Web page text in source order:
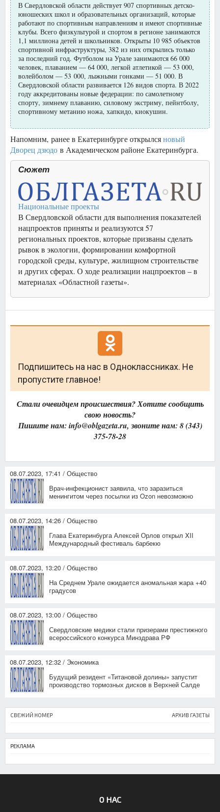
В Свердловской области действует 907 спортивных детско-
юношеских школ и образовательных организаций, которые
работают по спортивным направлениям и имеют спортивные
клубы. Всего физкультурой и спортом в регионе занимаются
1,1 миллиона детей и школьников. Открыты 10 985 объектов
спортивной инфраструктуры, 382 из них открылись только
за последний год. Футболом на Урале занимаются 66 000
человек, плаванием — 64 000, легкой атлетикой — 53 000,
волейболом — 53 000, лыжными гонками — 51 000. В
Свердловской области развивается 126 видов спорта. В 2022
году аккредитованы новые федерации: по самолетному
спорту, зимнему плаванию, силовому экстриму, пейнтболу,
спортивному метанию ножа, хапкидо, киокушин.
Напомним, ранее в Екатеринбурге открылсяновый
Дворец дзюдо в Академическом районе Екатеринбурга.
Сюжет
Национальные проекты
В Свердловской области для выполнения показателей
нацпроектов приняты и реализуются 57
региональных проектов, которые призваны сделать
рывок в экологии, формировании комфортной
городской среды, культуре, жилищном строительстве
и других сферах. О ходе реализации нацпроектов – в
материалах «Областной газеты».
Подпишитесь на нас в Одноклассниках. Не
пропустите главное!
Стали очевидцем происшествия? Хотите сообщить
свою новость?
Пишите нам: info@oblgazeta.ru, звоните нам: 8 (343)
375-78-28
08.07.2023, 17:41 / Общество
Врач-инфекционист заявила, что заразиться
менингитом через посылки из Ozon невозможно
08.07.2023, 14:26 / Общество
Глава Екатеринбурга Алексей Орлов открыл XII
Международный фестиваль барбекю
08.07.2023, 13:20 / Общество
На Среднем Урале ожидается аномальная жара +40
градусов
08.07.2023, 13:00 / Общество
Свердловские медики стали призерами престижного
всероссийского конкурса Минздрава РФ
08.07.2023, 12:32 / Экономика
Будущий резидент «Титановой долины» запустит
производство тормозных дисков в Верхней Салде
СВЕЖИЙ НОМЕР АРХИВ ГАЗЕТЫ
РЕКЛАМА
О НАС